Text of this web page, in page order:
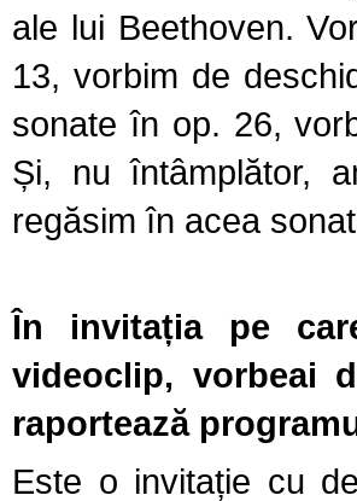
ale lui Beethoven.
13, vorbim de
sonate în op. 26,
Și, nu întâmplător,
regăsim în acea
În invitația pe
videoclip, vorbeai
raportează
Este o invitație cu